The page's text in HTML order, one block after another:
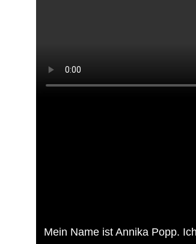
Mein Name ist Annika Popp.